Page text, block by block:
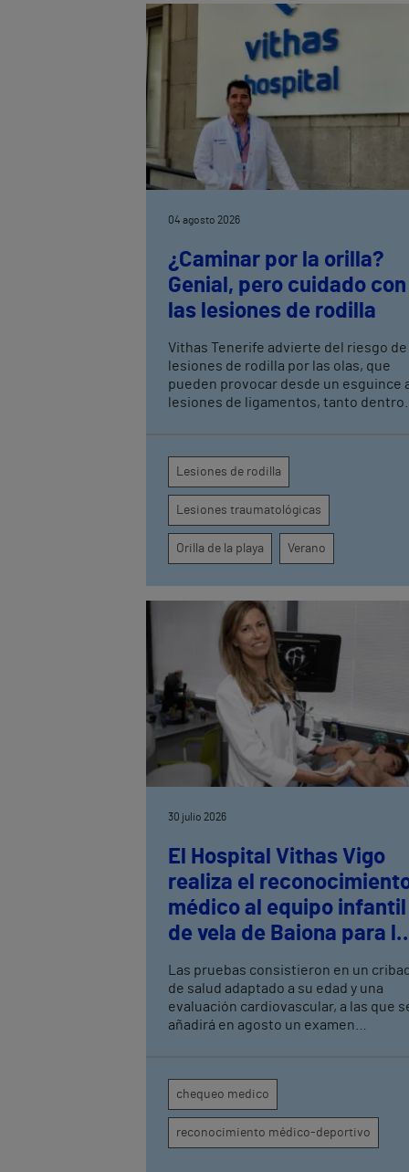
04 agosto 2026
¿Caminar por la orilla?
Genial, pero cuidado con
las lesiones de rodilla
Vithas Tenerife advierte del riesgo de
lesiones de rodilla por las olas, que
pueden provocar desde un esguince
lesiones de ligamentos, tanto dentro
Lesiones de rodilla
Lesiones traumatológicas
Orilla de la playa Verano
30 julio 2026
El Hospital Vithas Vigo
realiza el
médico al equipo infantil
de vela de Baiona para la
rendimiento
Las pruebas consistieron en un
de salud adaptado a su edad y una
evaluación cardiovascular, a las que
añadirá en agosto un examen
recientemente con Monte Real Club de
Yates de Baiona
chequeo medico
reconocimiento médico-deportivo